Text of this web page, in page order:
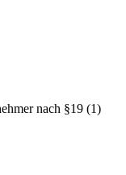
nach §19 (1)